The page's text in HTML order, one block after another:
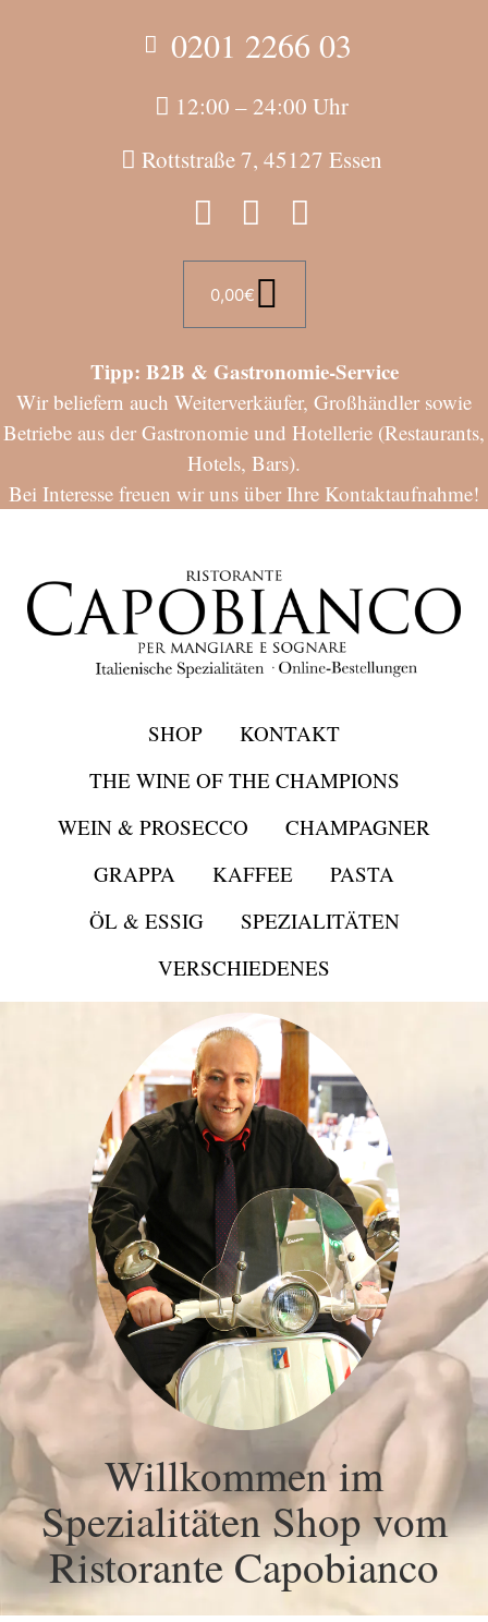
0201 2266 03
12:00 – 24:00 Uhr
Rottstraße 7, 45127 Essen
0,00€
Tipp: B2B & Gastronomie-Service
Wir beliefern auch Weiterverkäufer, Großhändler sowie
Betriebe aus der Gastronomie und Hotellerie (Restaurants,
Hotels, Bars).
Bei Interesse freuen wir uns über Ihre Kontaktaufnahme!
SHOP
KONTAKT
THE WINE OF THE CHAMPIONS
WEIN & PROSECCO
CHAMPAGNER
GRAPPA
KAFFEE
PASTA
ÖL & ESSIG
SPEZIALITÄTEN
VERSCHIEDENES
Willkommen im
Spezialitäten Shop vom
Ristorante Capobianco